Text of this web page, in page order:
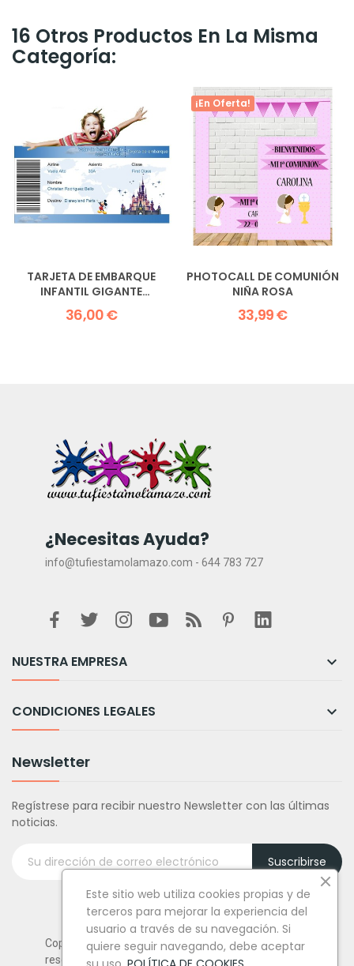
16 Otros Productos En La Misma
Categoría:
TARJETA DE EMBARQUE
INFANTIL GIGANTE
120X60CM
36,00 €
¡En Oferta!
PHOTOCALL DE COMUNIÓN
NIÑA ROSA
33,99 €
¿Necesitas Ayuda?
info@tufiestamolamazo.com - 644 783 727
NUESTRA EMPRESA 
CONDICIONES LEGALES 
Newsletter
Regístrese para recibir nuestro Newsletter con las últimas
noticias.
Suscribirse
Copyright © Tufiestamolamazo.com - Todos los derechos
reservados.
Este sitio web utiliza cookies propias y de
terceros para mejorar la experiencia del
usuario a través de su navegación. Si
quiere seguir navegando, debe aceptar